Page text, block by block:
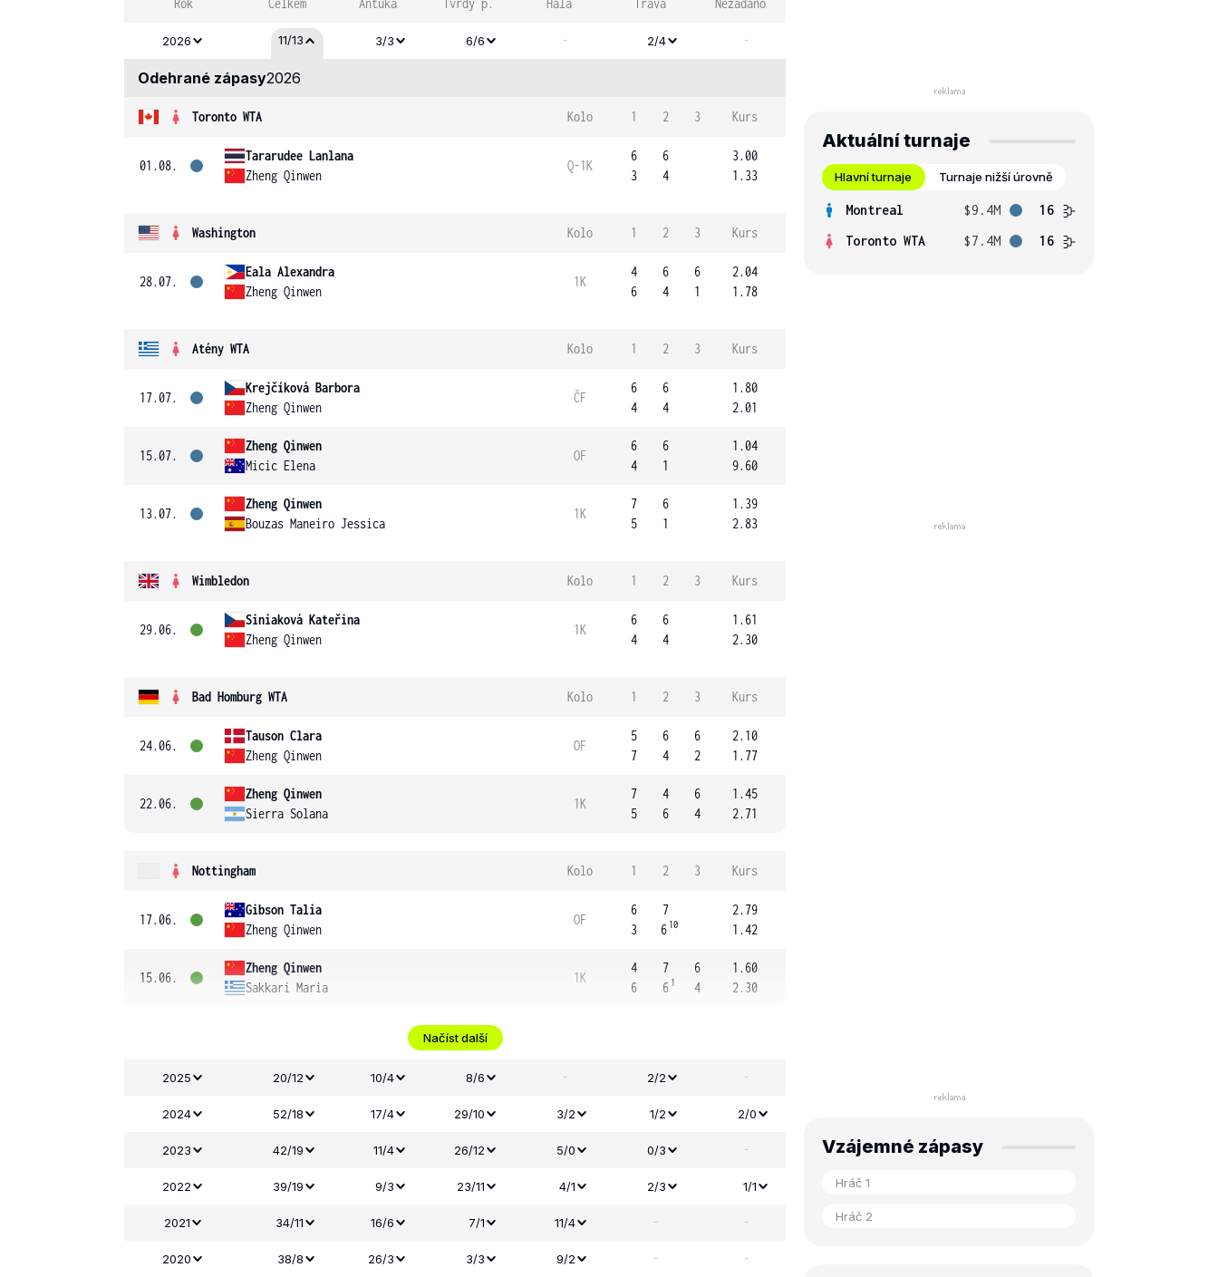
Rok Celkem Antuka Tvrdý p. Hala Tráva Nezadáno
2026 11/13 3/3 6/6 - 2/4 -
Odehrané zápasy2026
Toronto WTA Kolo 1 2 3 Kurs
01.08.
Tararudee Lanlana
Zheng Qinwen
Q-1K
6
3
6
4
3.00
1.33
Washington Kolo 1 2 3 Kurs
28.07.
Eala Alexandra
Zheng Qinwen
1K
4
6
6
4
6
1
2.04
1.78
Atény WTA Kolo 1 2 3 Kurs
17.07.
Krejčíková Barbora
Zheng Qinwen
ČF
6
4
6
4
1.80
2.01
15.07.
Zheng Qinwen
Micic Elena
OF
6
4
6
1
1.04
9.60
13.07.
Zheng Qinwen
Bouzas Maneiro Jessica
1K
7
5
6
1
1.39
2.83
Wimbledon Kolo 1 2 3 Kurs
29.06.
Siniaková Kateřina
Zheng Qinwen
1K
6
4
6
4
1.61
2.30
Bad Homburg WTA Kolo 1 2 3 Kurs
24.06.
Tauson Clara
Zheng Qinwen
OF
5
7
6
4
6
2
2.10
1.77
22.06.
Zheng Qinwen
Sierra Solana
1K
7
5
4
6
6
4
1.45
2.71
Nottingham Kolo 1 2 3 Kurs
17.06.
Gibson Talia
Zheng Qinwen
OF
6
3
7
6 10
2.79
1.42
15.06.
Zheng Qinwen
Sakkari Maria
1K
4
6
7
6 1
6
4
1.60
2.30
Načíst další
2025 20/12 10/4 8/6 - 2/2 -
2024 52/18 17/4 29/10 3/2 1/2 2/0
2023 42/19 11/4 26/12 5/0 0/3 -
2022 39/19 9/3 23/11 4/1 2/3 1/1
2021 34/11 16/6 7/1 11/4 - -
2020 38/8 26/3 3/3 9/2 - -
Aktuální turnaje
Hlavní turnaje Turnaje nižší úrovně
Montreal $9.4M
16
Toronto WTA
$7.4M 16
Vzájemné zápasy